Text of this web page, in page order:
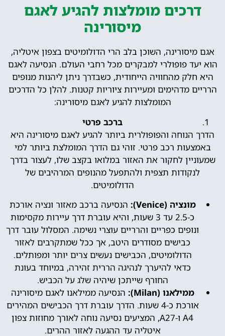
דרכים מומלצות להגיע לאגם
מיסורינה
אגם מיסורינה, השוכן בלב הרי הדולומיטים בצפון איטליה,
הוא יעד פופולרי למבקרים מכל רחבי העולם. הנסיעה לאגם
היא חלק מהחוויה הייחודית, כשבדרך ניתן ליהנות מנופים
הרריים מדהימים ומעיירות ציוריות קטנות. להלן כל הדרכים
המומלצות להגיע לאגם מיסורינה:
ברכב פרטי
הדרך הנוחה והפופולרית ביותר להגיע לאגם מיסורינה היא
באמצעות רכב פרטי. זוהי גם הדרך המומלצת ביותר למי
שמעוניין לחקור את האזור במלואו בקצב שלו, לעצור בדרך
לנקודות תצפית ולהתפעל מהנופים המרהיבים של
הדולומיטים.
מונציה (Venice):
הנסיעה ברכב מאזור ונציה אורכת
כ-2.5 עד 3 שעות, והיא עוברת דרך עיירות מקסימות
ונופים כפריים והרריים עוצרי נשימה. המסלול עובר דרך
כבישים מסודרים היטב, אך ככל שמתקרבים לאזור
הדולומיטים, הכבישים נעשים צרים יותר ומפותלים.
כדאי להיערך לנהיגה הררית זהירה, במיוחד בעונת
החורף שייתכן שיהיה שלג על הכביש.
ממילאנו (Milan):
הנסיעה ממילאנו לאגם מיסורינה
אורכת כ-4 שעות. הדרך עוברת דרך הכבישים המהירים
A4 ו-A27, המציעים נסיעה נוחה לאורך מחוזות צפון
איטליה עד ההגעה לאזור ההרים.